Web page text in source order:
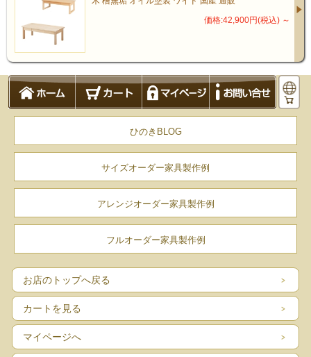
価格:42,900円(税込) ～
ひのきBLOG
サイズオーダー家具製作例
アレンジオーダー家具製作例
フルオーダー家具製作例
お店のトップへ戻る
カートを見る
マイページへ